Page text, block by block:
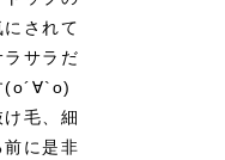
されて
サラだ
(о´∀`о)
毛、細
に是非